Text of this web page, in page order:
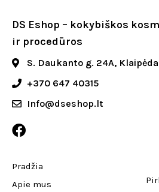
DS Eshop – kokybiškos
ir procedūros
S. Daukanto g. 24A, Klaipėda
+370 647 40315
Info@dseshop.lt
Pradžia
Apie mus